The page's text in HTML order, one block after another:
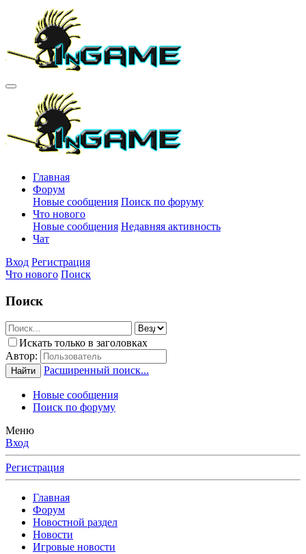
Главная
Форум
Новые сообщения Поиск по форуму
Что нового
Новые сообщения Недавняя активность
Чат
Вход Регистрация
Что нового Поиск
Поиск
Искать только в заголовках
Автор:
Найти Расширенный поиск...
Новые сообщения
Поиск по форуму
Меню
Вход
Регистрация
Главная
Форум
Новостной раздел
Новости
Игровые новости